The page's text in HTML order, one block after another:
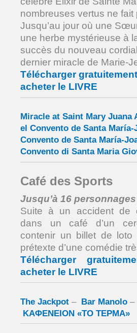
nombreuses vertus ne fait
Jusqu’au jour où une
une herbe mystérieuse à
succès du nouveau
dernier miracle de Marie-
Télécharger
acheter le LIVRE
Miracle at Saint Mary Juana
el Convento de Santa María-
Convento de Santa María-
Convento di Santa Maria
Café des Sports
Jusqu’à 16
Suite à un accident de
dans un café d’un
contenir un billet de loto
prétexte d’une comédie
Télécharger
acheter le LIVRE
The Jackpot – Bar Manolo –
ΚΑΦΕΝΕΙΟΝ «ΤΟ ΤΕΡΜΑ»